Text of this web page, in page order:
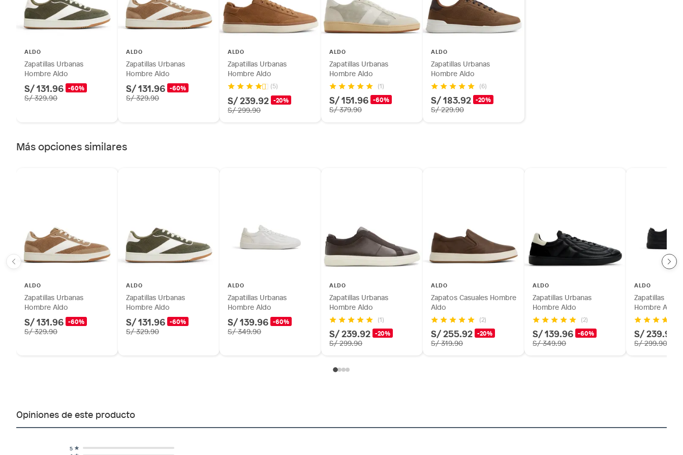
Alimentos, bebidas, fórmulas y leches para bebés.
Productos hechos a medida.
Pinturas de color a pedido.
Productos que hayan sido previamente instalados.
Baterías de auto.
Motocicletas y bicicletas motorizadas.
Licores y cigarros electrónicos.
ALDO
Zapatillas Urbanas
Hombre Aldo
S/ 131.96 -60%
S/ 329.90
ALDO
Zapatillas Urbanas
Hombre Aldo
S/ 131.96 -60%
S/ 329.90
ALDO
Zapatillas Urbanas
Hombre Aldo
(5)
S/ 239.92 -20%
S/ 299.90
ALDO
Zapatillas Urbanas
Hombre Aldo
(1)
S/ 151.96 -60%
S/ 379.90
ALDO
Zapatillas Urbanas
Hombre Aldo
(6)
S/ 183.92 -20%
S/ 229.90
Más opciones similares
ALDO
Zapatillas Urbanas
Hombre Aldo
S/ 131.96 -60%
S/ 329.90
ALDO
Zapatillas Urbanas
Hombre Aldo
S/ 131.96 -60%
S/ 329.90
ALDO
Zapatillas Urbanas
Hombre Aldo
S/ 139.96 -60%
S/ 349.90
ALDO
Zapatillas Urbanas
Hombre Aldo
(1)
S/ 239.92 -20%
S/ 299.90
ALDO
Zapatos Casuales Hombre
Aldo
(2)
S/ 255.92 -20%
S/ 319.90
ALDO
Zapatillas Urbanas
Hombre Aldo
(2)
S/ 139.96 -60%
S/ 349.90
ALDO
Zapatillas
Hombre Aldo
S/ 239.92
S/ 299.90
Opiniones de este producto
5